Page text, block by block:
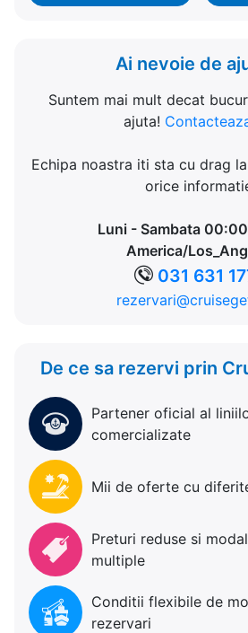
Ai nevoie de
Suntem mai mult decat
ajuta!
Echipa noastra iti sta cu drag
orice
Luni - Sambata
America/
031 631
De ce sa rezervi prin
Partener oficial al
comercializate
Mii de oferte cu
Preturi reduse si
multiple
Conditii flexibile de
rezervari